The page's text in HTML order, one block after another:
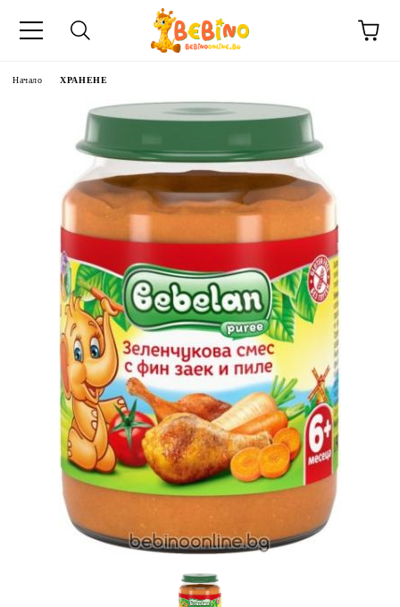
Начало ХРАНЕНЕ